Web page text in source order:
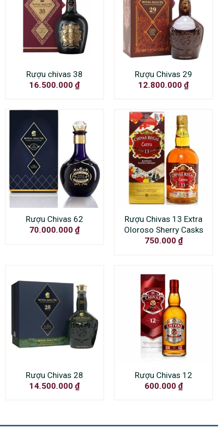
Rượu chivas 38
16.500.000 ₫
Rượu Chivas 29
12.800.000 ₫
Rượu Chivas 62
70.000.000 ₫
Rượu Chivas 13 Extra
Oloroso Sherry Casks
750.000 ₫
Rượu Chivas 28
14.500.000 ₫
Rượu Chivas 12
600.000 ₫